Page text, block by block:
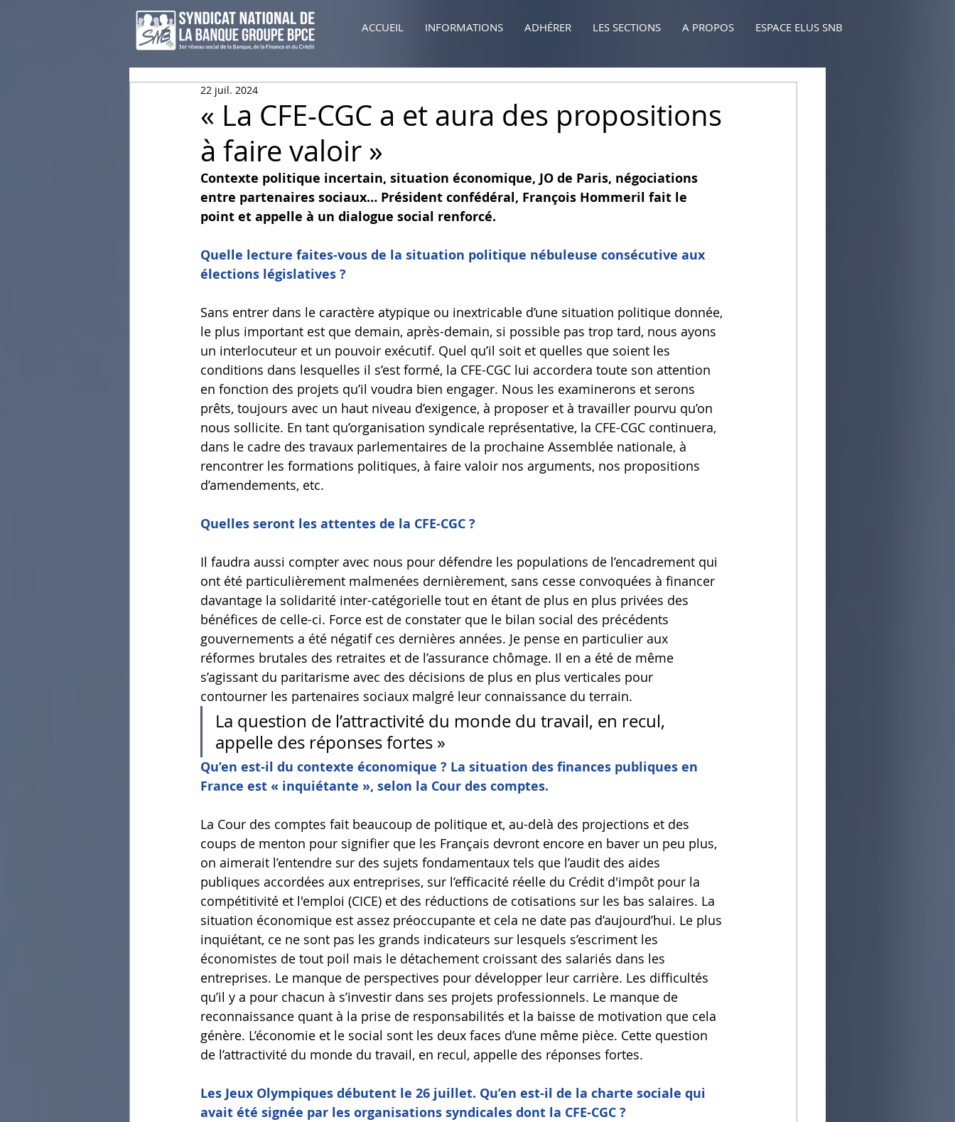
ACCUEIL INFORMATIONS ADHÉRER LES SECTIONS A PROPOS ESPACE ELUS SNB
« La CFE-CGC a et aura des propositions
à faire valoir »
22 juil. 2024
Contexte politique incertain, situation économique, JO de Paris, négociations
entre partenaires sociaux… Président confédéral, François Hommeril fait le
point et appelle à un dialogue social renforcé.
Quelle lecture faites-vous de la situation politique nébuleuse consécutive aux
élections législatives ?
Sans entrer dans le caractère atypique ou inextricable d’une situation politique donnée,
le plus important est que demain, après-demain, si possible pas trop tard, nous ayons
un interlocuteur et un pouvoir exécutif. Quel qu’il soit et quelles que soient les
conditions dans lesquelles il s’est formé, la CFE-CGC lui accordera toute son attention
en fonction des projets qu’il voudra bien engager. Nous les examinerons et serons
prêts, toujours avec un haut niveau d’exigence, à proposer et à travailler pourvu qu’on
nous sollicite. En tant qu’organisation syndicale représentative, la CFE-CGC continuera,
dans le cadre des travaux parlementaires de la prochaine Assemblée nationale, à
rencontrer les formations politiques, à faire valoir nos arguments, nos propositions
d’amendements, etc.
Quelles seront les attentes de la CFE-CGC ?
Il faudra aussi compter avec nous pour défendre les populations de l’encadrement qui
ont été particulièrement malmenées dernièrement, sans cesse convoquées à financer
davantage la solidarité inter-catégorielle tout en étant de plus en plus privées des
bénéfices de celle-ci. Force est de constater que le bilan social des précédents
gouvernements a été négatif ces dernières années. Je pense en particulier aux
réformes brutales des retraites et de l’assurance chômage. Il en a été de même
s’agissant du paritarisme avec des décisions de plus en plus verticales pour
contourner les partenaires sociaux malgré leur connaissance du terrain.
La question de l’attractivité du monde du travail, en recul,
appelle des réponses fortes »
Qu’en est-il du contexte économique ? La situation des finances publiques en
France est « inquiétante », selon la Cour des comptes.
La Cour des comptes fait beaucoup de politique et, au-delà des projections et des
coups de menton pour signifier que les Français devront encore en baver un peu plus,
on aimerait l’entendre sur des sujets fondamentaux tels que l’audit des aides
publiques accordées aux entreprises, sur l’efficacité réelle du Crédit d'impôt pour la
compétitivité et l'emploi (CICE) et des réductions de cotisations sur les bas salaires. La
situation économique est assez préoccupante et cela ne date pas d’aujourd’hui. Le plus
inquiétant, ce ne sont pas les grands indicateurs sur lesquels s’escriment les
économistes de tout poil mais le détachement croissant des salariés dans les
entreprises. Le manque de perspectives pour développer leur carrière. Les difficultés
qu’il y a pour chacun à s’investir dans ses projets professionnels. Le manque de
reconnaissance quant à la prise de responsabilités et la baisse de motivation que cela
génère. L’économie et le social sont les deux faces d’une même pièce. Cette question
de l’attractivité du monde du travail, en recul, appelle des réponses fortes.
Les Jeux Olympiques débutent le 26 juillet. Qu’en est-il de la charte sociale qui
avait été signée par les organisations syndicales dont la CFE-CGC ?